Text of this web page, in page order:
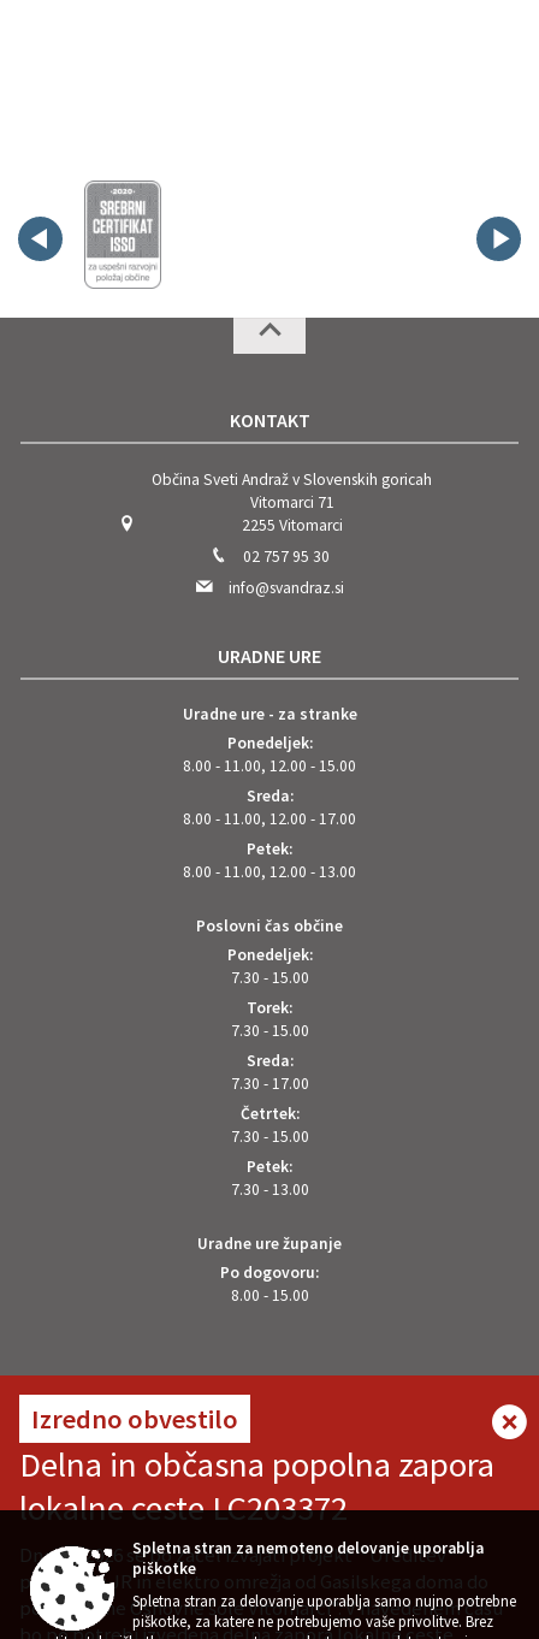
Izredno obvestilo
Delna in občasna popolna zapora
lokalne ceste LC203372
Dne 7.8.2026 se bo začel izvajati projekt " Ureditev
pločnika z JR in elektro omrežja od Gasilskega doma do
podružnične Osnovne šole Vitomarci". V navedenem času
KONTAKT
Občina Sveti Andraž v Slovenskih goricah
Vitomarci 71
2255 Vitomarci
02 757 95 30
info@svandraz.si
URADNE URE
Uradne ure - za stranke
Ponedeljek:
8.00 - 11.00, 12.00 - 15.00
Sreda:
8.00 - 11.00, 12.00 - 17.00
Petek:
8.00 - 11.00, 12.00 - 13.00
Poslovni čas občine
Ponedeljek:
7.30 - 15.00
Torek:
7.30 - 15.00
Sreda:
7.30 - 17.00
Četrtek:
7.30 - 15.00
Petek:
7.30 - 13.00
Uradne ure županje
Po dogovoru:
8.00 - 15.00
OSTANITE V STIKU Z NAMI
VREMENSKA NAPOVED
Spletna stran za nemoteno delovanje uporablja
piškotke
Spletna stran za delovanje uporablja samo nujno potrebne
piškotke, za katere ne potrebujemo vaše privolitve. Brez